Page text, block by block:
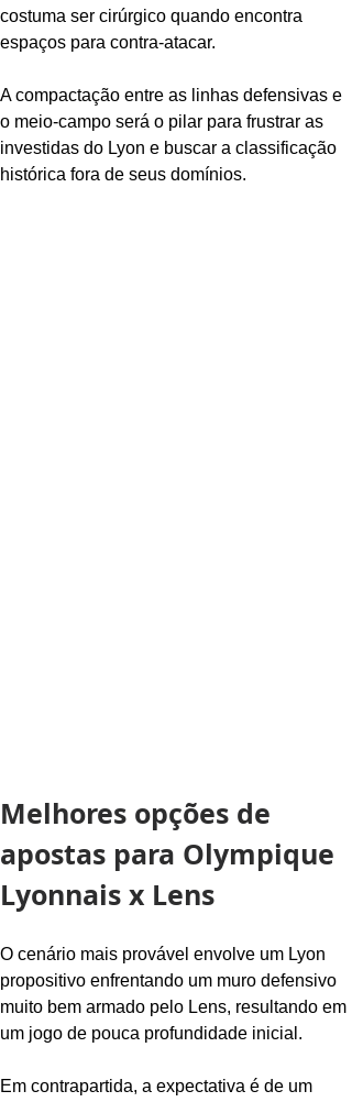
costuma ser cirúrgico quando encontra
espaços para contra-atacar.
A compactação entre as linhas defensivas e
o meio-campo será o pilar para frustrar as
investidas do Lyon e buscar a classificação
histórica fora de seus domínios.
Melhores opções de
apostas para Olympique
Lyonnais x Lens
O cenário mais provável envolve um Lyon
propositivo enfrentando um muro defensivo
muito bem armado pelo Lens, resultando em
um jogo de pouca profundidade inicial.
Em contrapartida, a expectativa é de um